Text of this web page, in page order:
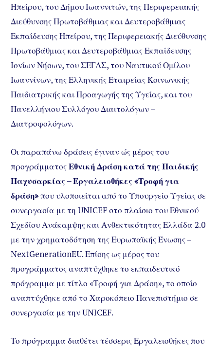
Ηπείρου, του Δήμου Ιωαννιτών, της Περιφερειακής
Διεύθυνσης Πρωτοβάθμιας και Δευτεροβάθμιας
Εκπαίδευσης Ηπείρου, της Περιφερειακής Διεύθυνσης
Πρωτοβάθμιας και Δευτεροβάθμιας Εκπαίδευσης
Ιονίων Νήσων, του ΣΕΓΑΣ, του Ναυτικού Ομίλου
Ιωαννίνων, της Ελληνικής Εταιρείας Κοινωνικής
Παιδιατρικής και Προαγωγής της Υγείας, και του
Πανελλήνιου Συλλόγου Διαιτολόγων –
Διατροφολόγων.
Οι παραπάνω δράσεις έγιναν ώς μέρος του
προγράμματοςΕθνική Δράση κατά της Παιδικής
Παχυσαρκίας – Εργαλειοθήκες «Τροφή για
δράση»που υλοποιείται από το Υπουργείο Υγείας σε
συνεργασία με τη UNICEF στο πλαίσιο του Εθνικού
Σχεδίου Ανάκαμψης και Ανθεκτικότητας Ελλάδα 2.0
με την χρηματοδότηση της Ευρωπαϊκής Ένωσης –
NextGenerationEU. Επίσης ως μέρος του
προγράμματος αναπτύχθηκε το εκπαιδευτικό
πρόγραμμα με τίτλο «Τροφή για Δράση», το οποίο
αναπτύχθηκε από το Χαροκόπειο Πανεπιστήμιο σε
συνεργασία με την UNICEF.
Το πρόγραμμα διαθέτει τέσσερις Εργαλειοθήκες που